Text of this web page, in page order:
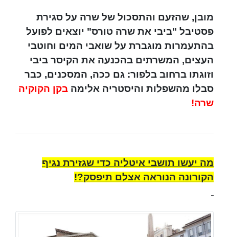
מובן, שהזעם והתסכול של שרה על סגירת
פסטיבל "ביבי את שרה טורס" יוצאים לפועל
בהתעמרות מוגברת על שואבי המים וחוטבי
העצים, המשרתים בהכנעה את הקיסר ביבי
וזוגתו ברחוב בלפור: גם ככה, המסכנים, כבר
סבלו מהשפלות והיסטריה אלימה בקן הקוקיה
שרה!
מה יעשו תושבי איטליה כדי שגזירת נגיף
הקורונה הנוראה אצלם תיפסק?!